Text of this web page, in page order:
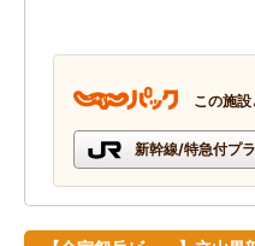
この施
新幹線/特急付プ